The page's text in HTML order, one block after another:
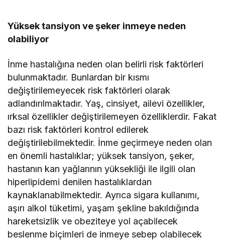
Yüksek tansiyon ve şeker inmeye neden
olabiliyor
İnme hastalığına neden olan belirli risk faktörleri
bulunmaktadır. Bunlardan bir kısmı
değiştirilemeyecek risk faktörleri olarak
adlandırılmaktadır. Yaş, cinsiyet, ailevi özellikler,
ırksal özellikler değiştirilemeyen özelliklerdir. Fakat
bazı risk faktörleri kontrol edilerek
değiştirilebilmektedir. İnme geçirmeye neden olan
en önemli hastalıklar; yüksek tansiyon, şeker,
hastanın kan yağlarının yüksekliği ile ilgili olan
hiperlipidemi denilen hastalıklardan
kaynaklanabilmektedir. Ayrıca sigara kullanımı,
aşırı alkol tüketimi, yaşam şekline bakıldığında
hareketsizlik ve obeziteye yol açabilecek
beslenme biçimleri de inmeye sebep olabilecek